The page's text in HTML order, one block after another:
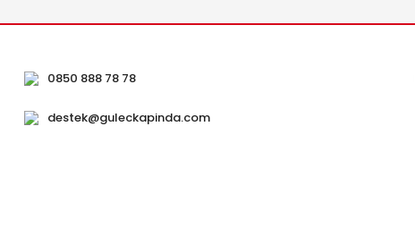
0850 888 78 78
destek@guleckapinda.com